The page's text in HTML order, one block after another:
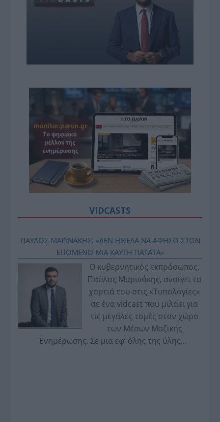
VIDCASTS
ΠΑΥΛΟΣ ΜΑΡΙΝΑΚΗΣ: «ΔΕΝ ΗΘΕΛΑ ΝΑ ΑΦΗΣΩ ΣΤΟΝ
ΕΠΟΜΕΝΟ ΜΙΑ ΚΑΥΤΗ ΠΑΤΑΤΑ»
Ο κυβερνητικός εκπρόσωπος,
Παύλος Μαρινάκης, ανοίγει τα
χαρτιά του στις «Τυπολογίες»
σε ένα vidcast που μιλάει για
τις μεγάλες τομές στον χώρο
των Μέσων Μαζικής
Ενημέρωσης. Σε μια εφ’ όλης της ύλης